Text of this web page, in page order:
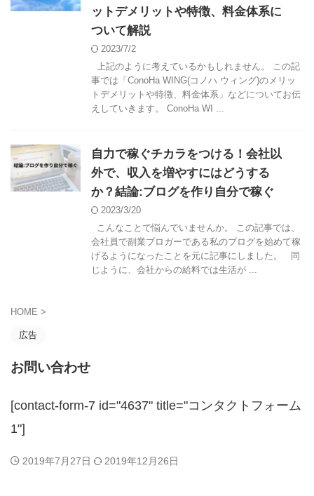
ットデメリットや特徴、料金体系に
ついて解説
2023/7/2
上記のように考えているかもしれません。 この記
事では「ConoHa WING(コノハ ウィング)のメリッ
トデメリットや特徴、料金体系」などについてお伝
えしていきます。 ConoHa WI ...
自力で稼ぐチカラをつける！会社以
外で、収入を増やすにはどうする
か？結論:ブログを作り自分で稼ぐ
2023/3/20
こんなことで悩んでいませんか。 この記事では、
会社員で副業ブロガーである私のブログを始めて稼
げるようになったことを元に記事にしました。 同
じように、会社からの給料では生活が ...
HOME >
広告
お問い合わせ
[contact-form-7 id="4637" title="コンタクトフォーム
1"]
2019年7月27日 2019年12月26日